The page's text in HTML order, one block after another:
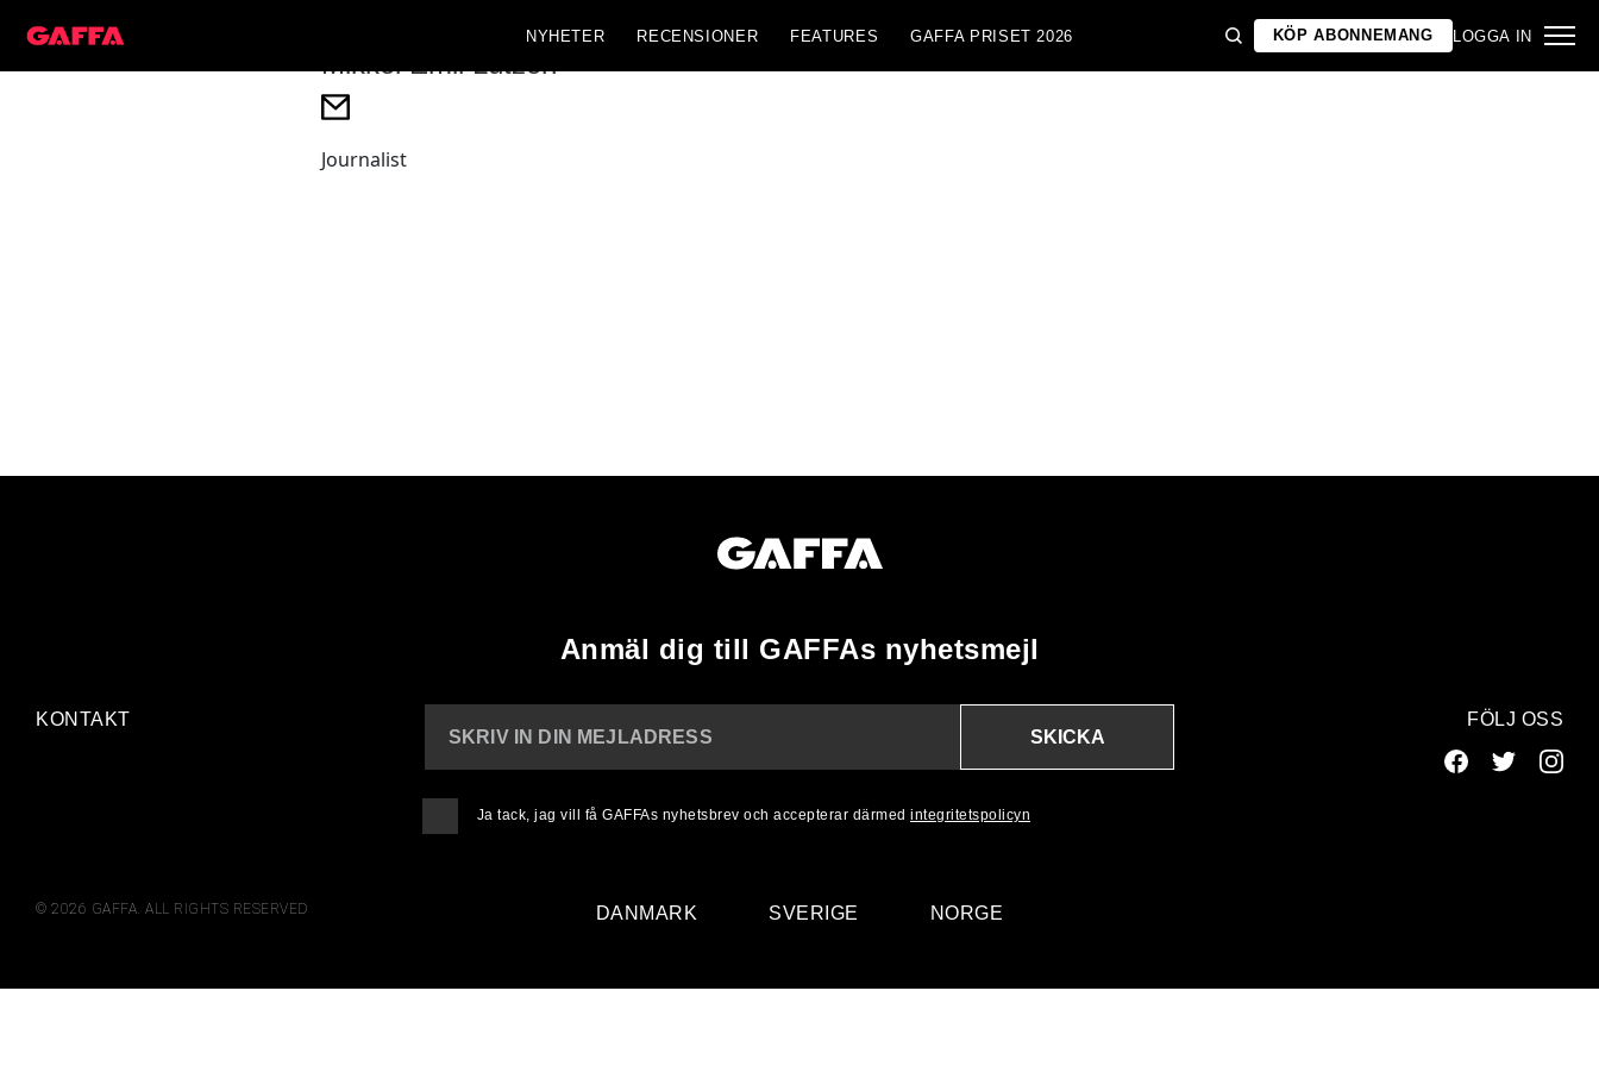
NYHETER RECENSIONER FEATURES GAFFA PRISET 2026 KÖP ABONNEMANG LOGGA IN
Mikkel Emil Lützen
Journalist
Anmäl dig till GAFFAs nyhetsmejl
KONTAKT
SKRIV IN DIN MEJLADRESS
SKICKA
Ja tack, jag vill få GAFFAs nyhetsbrev och accepterar därmed integritetspolicyn
FÖLJ OSS
© 2026 GAFFA. ALL RIGHTS RESERVED DANMARK SVERIGE NORGE